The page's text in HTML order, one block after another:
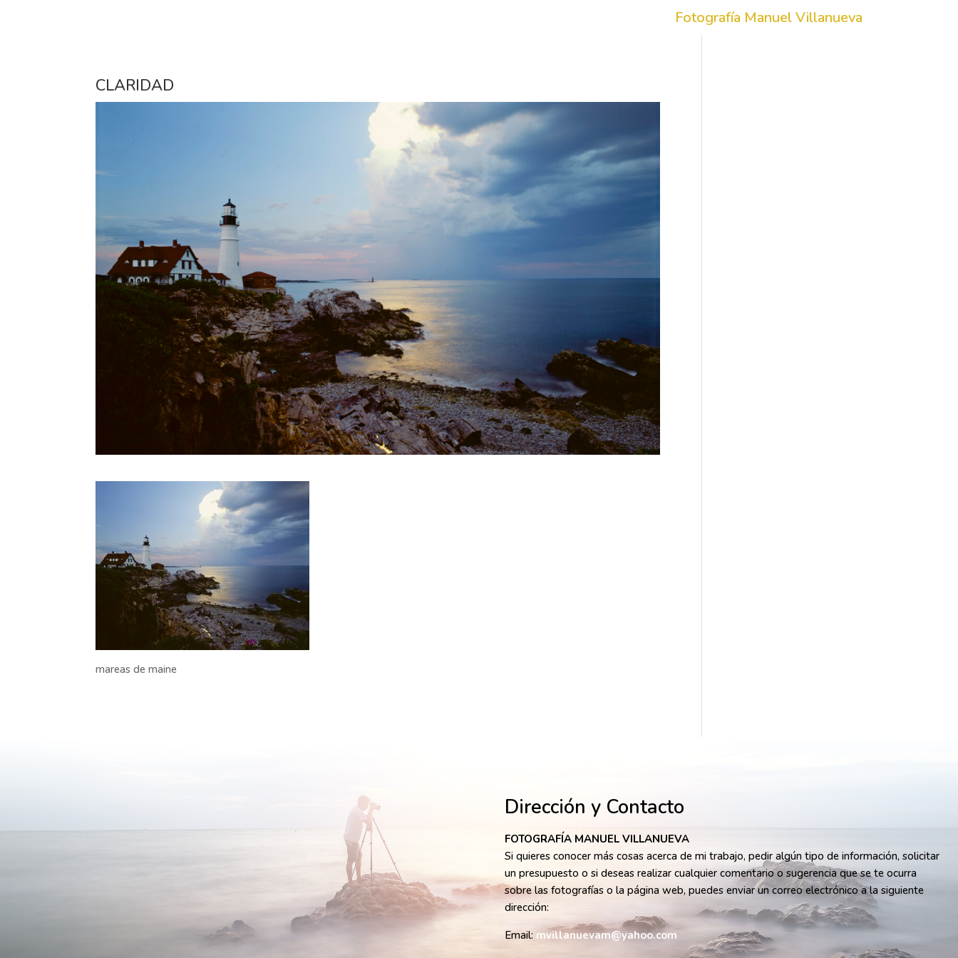
Fotografía Manuel Villanueva
CLARIDAD
mareas de maine
Dirección y Contacto
FOTOGRAFÍA MANUEL VILLANUEVA
Si quieres conocer más cosas acerca de mi trabajo, pedir algún tipo de información, solicitar
un presupuesto o si deseas realizar cualquier comentario o sugerencia que se te ocurra
sobre las fotografías o la página web, puedes enviar un correo electrónico a la siguiente
dirección:
Email: mvillanuevam@yahoo.com